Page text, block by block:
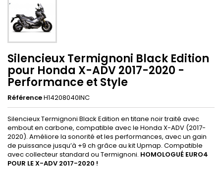
Silencieux Termignoni Black Edition
pour Honda X-ADV 2017-2020 -
Performance et Style
RéférenceH14208040INC
Silencieux Termignoni Black Edition en titane noir traité avec
embout en carbone, compatible avec le Honda X-ADV (2017-
2020). Améliore la sonorité et les performances, avec un gain
de puissance jusqu’à +9 ch grâce au kit Upmap. Compatible
avec collecteur standard ou Termignoni. HOMOLOGUÉ EURO4
POUR LE X-ADV 2017-2020 !